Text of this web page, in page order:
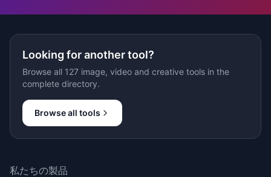
Looking for another tool?
Browse all 127 image, video and creative tools in the
complete directory.
Browse all tools
私たちの製品